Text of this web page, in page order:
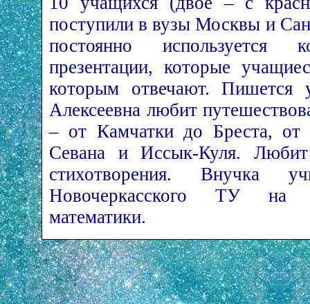
поступили в вузы Москвы и
постоянно
презентации, которые
которым отвечают. Пишется
Алексеевна любит
– от Камчатки до Бреста, от
Севана и Иссык-Куля. Любит
стихотворения. Внучка
Новочеркасского ТУ на
математики.